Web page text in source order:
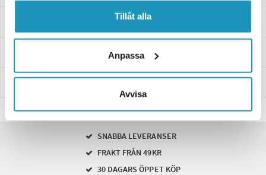
Tillåt alla
Anpassa
Avvisa
Leverans- & Returinformation
Betalning
SNABBA LEVERANSER
FRAKT FRÅN 49KR
30 DAGARS ÖPPET KÖP